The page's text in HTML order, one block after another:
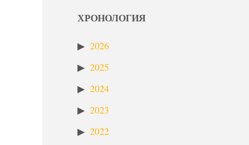
ХРОНОЛОГИЯ
2026
2025
2024
2023
2022